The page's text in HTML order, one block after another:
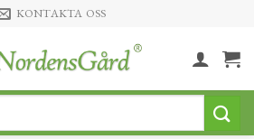
KONTAKTA OSS